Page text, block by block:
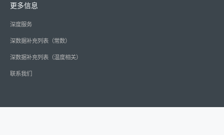
更多信息
深度服务
深数据补充列表（常数）
深数据补充列表（温度相关）
联系我们